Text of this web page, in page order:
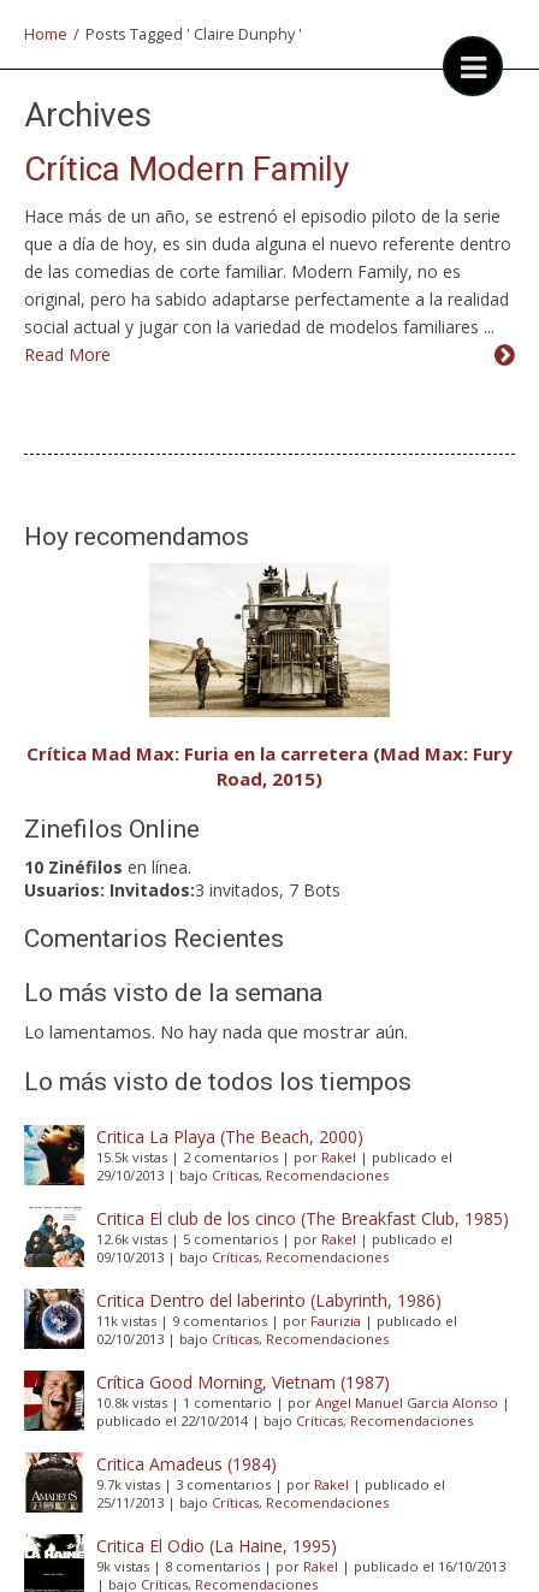
Home / Posts Tagged ' Claire Dunphy '
Archives
Crítica Modern Family
Hace más de un año, se estrenó el episodio piloto de la serie
que a día de hoy, es sin duda alguna el nuevo referente dentro
de las comedias de corte familiar. Modern Family, no es
original, pero ha sabido adaptarse perfectamente a la realidad
social actual y jugar con la variedad de modelos familiares ...
Read More
Hoy recomendamos
Crítica Mad Max: Furia en la carretera (Mad Max: Fury
Road, 2015)
Zinefilos Online
10 Zinéfilos en línea.
Usuarios: Invitados:3 invitados, 7 Bots
Comentarios Recientes
Lo más visto de la semana
Lo lamentamos. No hay nada que mostrar aún.
Lo más visto de todos los tiempos
Critica La Playa (The Beach, 2000)
15.5k vistas | 2 comentarios | por Rakel | publicado el
29/10/2013 | bajo Críticas, Recomendaciones
Critica El club de los cinco (The Breakfast Club, 1985)
12.6k vistas | 5 comentarios | por Rakel | publicado el
09/10/2013 | bajo Críticas, Recomendaciones
Critica Dentro del laberinto (Labyrinth, 1986)
11k vistas | 9 comentarios | por Faurizia | publicado el
02/10/2013 | bajo Críticas, Recomendaciones
Crítica Good Morning, Vietnam (1987)
10.8k vistas | 1 comentario | por Angel Manuel Garcia Alonso |
publicado el 22/10/2014| bajo Críticas, Recomendaciones
Critica Amadeus (1984)
9.7k vistas | 3 comentarios | por Rakel | publicado el
25/11/2013 | bajo Críticas, Recomendaciones
Critica El Odio (La Haine, 1995)
9k vistas | 8 comentarios | por Rakel | publicado el 16/10/2013
| bajo Críticas, Recomendaciones